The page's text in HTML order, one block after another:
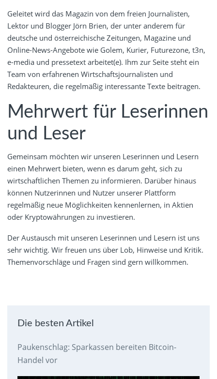
Geleitet wird das Magazin von dem freien Journalisten,
Lektor und Blogger Jörn Brien, der unter anderem für
deutsche und österreichische Zeitungen, Magazine und
Online-News-Angebote wie Golem, Kurier, Futurezone, t3n,
e-media und pressetext arbeitet(e). Ihm zur Seite steht ein
Team von erfahrenen Wirtschaftsjournalisten und
Redakteuren, die regelmäßig interessante Texte beitragen.
Mehrwert für Leserinnen
und Leser
Gemeinsam möchten wir unseren Leserinnen und Lesern
einen Mehrwert bieten, wenn es darum geht, sich zu
wirtschaftlichen Themen zu informieren. Darüber hinaus
können Nutzerinnen und Nutzer unserer Plattform
regelmäßig neue Möglichkeiten kennenlernen, in Aktien
oder Kryptowährungen zu investieren.
Der Austausch mit unseren Leserinnen und Lesern ist uns
sehr wichtig. Wir freuen uns über Lob, Hinweise und Kritik.
Themenvorschläge und Fragen sind gern willkommen.
Die besten Artikel
Paukenschlag: Sparkassen bereiten Bitcoin-
Handel vor